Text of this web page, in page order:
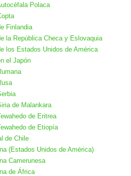
Polaca
Finlandia
la República Checa y Eslovaquia
los Estados Unidos de América
el Japón
de Malankara
de Eritrea
de Etiopía
de Chile
(Estados Unidos de América)
Camerunesa
de África